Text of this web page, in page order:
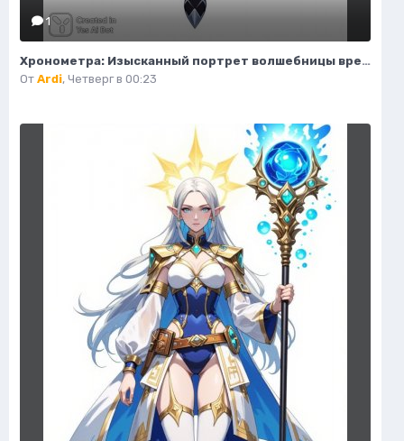
1
Хронометра: Изысканный портрет волшебницы времени и моды. Изображение из нейронной сети Flux Ai
От Ardi, Четверг в 00:23